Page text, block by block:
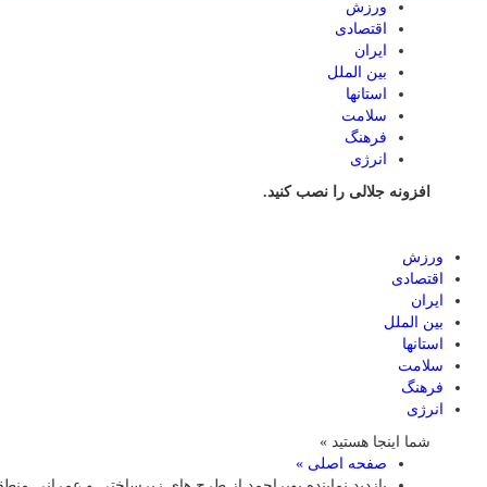
ورزش
اقتصادی
ایران
بین الملل
استانها
سلامت
فرهنگ
انرژی
افزونه جلالی را نصب کنید.
ورزش
اقتصادی
ایران
بین الملل
استانها
سلامت
فرهنگ
انرژی
شما اینجا هستید »
صفحه اصلی »